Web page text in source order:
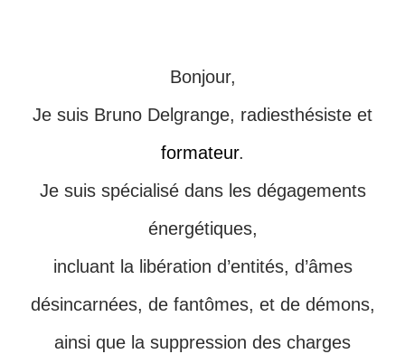
Bonjour,
Je suis Bruno Delgrange, radiesthésiste et
formateur.
Je suis spécialisé dans les dégagements
énergétiques,
incluant la libération d’entités, d’âmes
désincarnées, de fantômes, et de démons,
ainsi que la suppression des charges